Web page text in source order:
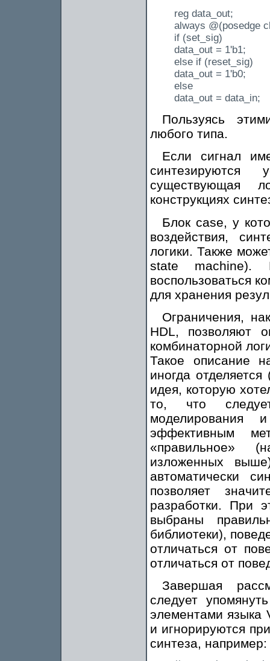
reg data_out;
always @(posedge
if (set_sig)
data_out = 1'b1;
else if (reset_sig)
data_out = 1'b0;
else
data_out = data_in;
Пользуясь
любого типа.
Если сигнал
существующая
конструкциях
Блок case, у
воздействия,
логики. Также
state machine).
воспользоваться
для хранения
Ограничения,
HDL, позволяют
комбинаторной
Такое описание
иногда
идея, которую
то, что
моделирования
эффективным
«правильное»
изложенных
автоматически
позволяет
разработки. При
выбраны
библиотеки),
отличаться от
отличаться от
Завершая
следует
элементами языка
и игнорируются
синтеза, например: